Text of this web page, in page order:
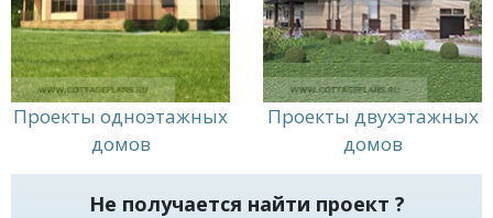
вашей мечты, который будет воплощать все
ваши идеи и желания.
Проекты одноэтажных
домов
Проекты двухэтажных
домов
Не получается найти проект ?